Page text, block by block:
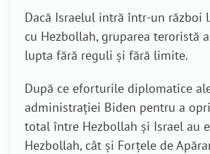
Dacă Israelul intră într-un război
cu Hezbollah, gruparea teroristă
lupta fără reguli și fără limite.
După ce eforturile diplomatice
administrației Biden pentru a
total între Hezbollah și Israel au
Hezbollah, cât și Forțele de